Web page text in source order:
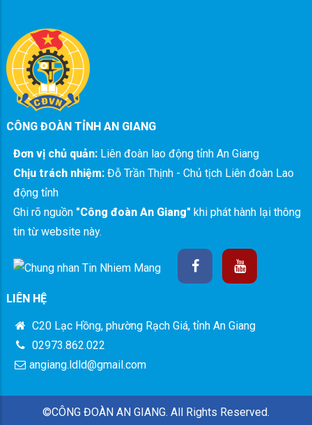
CÔNG ĐOÀN TỈNH AN GIANG
Đơn vị chủ quản: Liên đoàn lao động tỉnh An Giang
Chịu trách nhiệm: Đỗ Trần Thịnh - Chủ tịch Liên đoàn Lao
động tỉnh
Ghi rõ nguồn "Công đoàn An Giang" khi phát hành lại thông
tin từ website này.
LIÊN HỆ
C20 Lạc Hồng, phường Rạch Giá, tỉnh An Giang
02973.862.022
angiang.ldld@gmail.com
©CÔNG ĐOÀN AN GIANG. All Rights Reserved.